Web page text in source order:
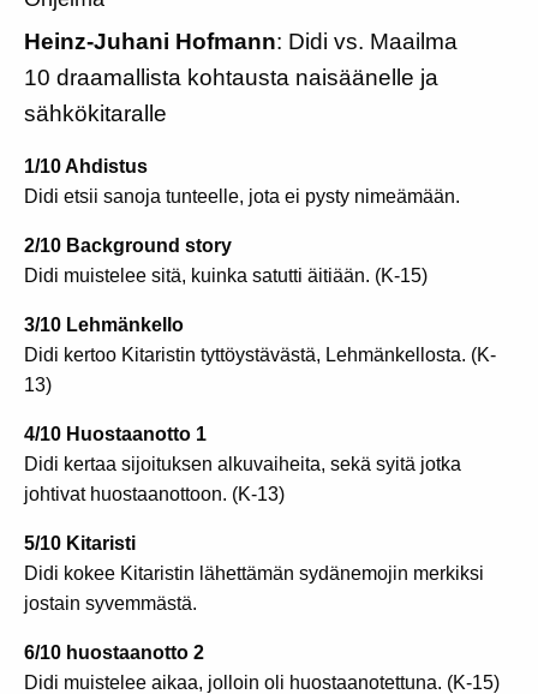
Heinz-Juhani Hofmann: Didi vs. Maailma
10 draamallista kohtausta naisäänelle ja
sähkökitaralle
1/10 Ahdistus
Didi etsii sanoja tunteelle, jota ei pysty nimeämään.
2/10 Background story
Didi muistelee sitä, kuinka satutti äitiään. (K-15)
3/10 Lehmänkello
Didi kertoo Kitaristin tyttöystävästä, Lehmänkellosta. (K-
13)
4/10 Huostaanotto 1
Didi kertaa sijoituksen alkuvaiheita, sekä syitä jotka
johtivat huostaanottoon. (K-13)
5/10 Kitaristi
Didi kokee Kitaristin lähettämän sydänemojin merkiksi
jostain syvemmästä.
6/10 huostaanotto 2
Didi muistelee aikaa, jolloin oli huostaanotettuna. (K-15)